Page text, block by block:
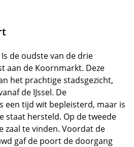
de oudste van de drie
aan de Koornmarkt. Deze
het prachtige stadsgezicht,
de IJssel. De
een tijd wit bepleisterd, maar is
staat hersteld. Op de tweede
zaal te vinden. Voordat de
gaf de poort de doorgang